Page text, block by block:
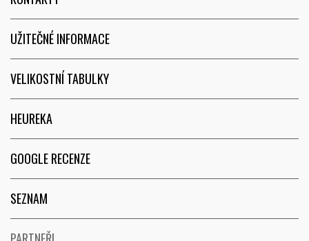
připraveno. Dávám 5 hvězdiček.
Děkuji, že jste mi udělali radost!
Jen tak dál...
UŽITEČNÉ INFORMACE
VELIKOSTNÍ TABULKY
HEUREKA
GOOGLE RECENZE
SEZNAM